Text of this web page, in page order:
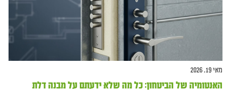
מאי 19, 2026
האנטומיה של הביטחון: כל מה שלא ידעתם על מבנה דלת